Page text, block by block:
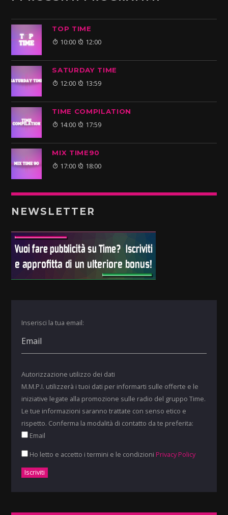
TOP TIME
10:00 12:00
SATURDAY TIME
12:00 13:59
TIME COMPILATION
14:00 17:59
MIX TIME90
17:00 18:00
NEWSLETTER
Inserisci la tua email:
Autorizzazione utilizzo dei dati
M.M.P.I. utilizzerà i tuoi dati per informarti sulle offerte e le
iniziative legate alla promozione sulle radio del gruppo Time.
Le tue informazioni saranno trattate con senso etico e
rispetto. Conferma la modalità di contatto da te preferita:
Email
Ho letto e accetto i termini e le condizioni Privacy Policy